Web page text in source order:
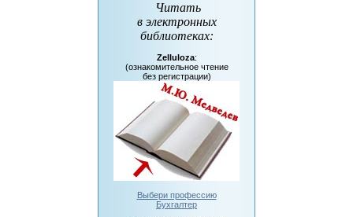
Читать
в электронных
библиотеках:
Zelluloza:
(ознакомительное чтение
без регистрации)
Выбери профессию
Бухгалтер